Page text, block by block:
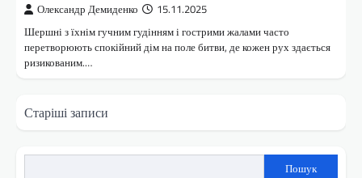
Олександр Демиденко 15.11.2025
Шершні з їхнім гучним гудінням і гострими жалами часто
перетворюють спокійний дім на поле битви, де кожен рух здається
ризикованим.…
Навігація
за
записами
Старіші записи
Пошук